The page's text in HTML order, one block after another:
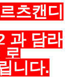
츠캔디
과 담라
로
니다.